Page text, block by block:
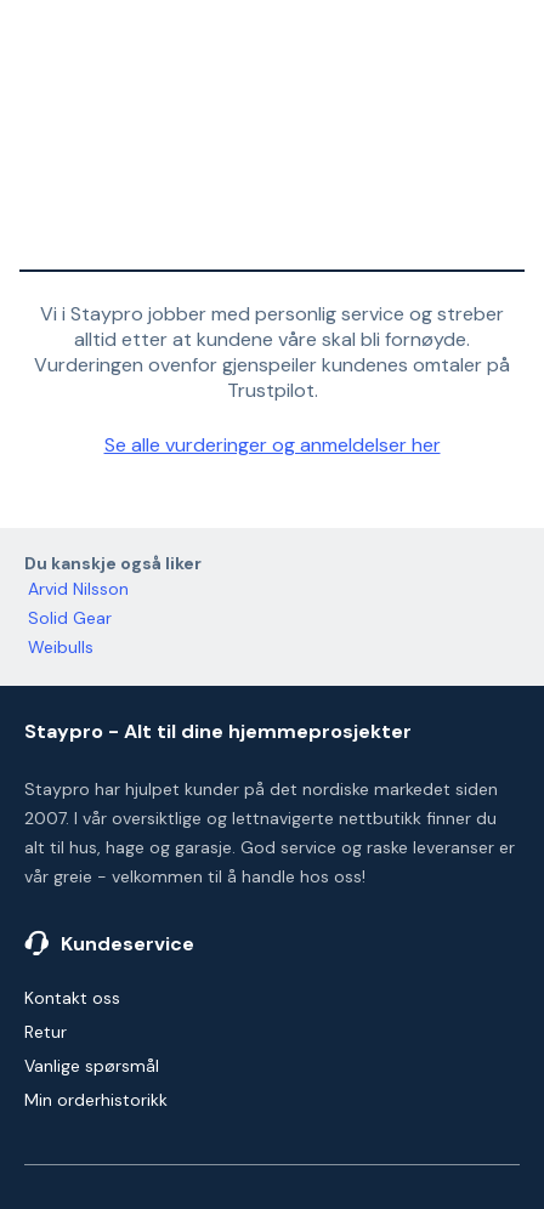
Vi i Staypro jobber med personlig service og streber
alltid etter at kundene våre skal bli fornøyde.
Vurderingen ovenfor gjenspeiler kundenes omtaler på
Trustpilot.
Se alle vurderinger og anmeldelser her
Du kanskje også liker
Arvid Nilsson
Solid Gear
Weibulls
Staypro - Alt til dine hjemmeprosjekter
Staypro har hjulpet kunder på det nordiske markedet siden
2007. I vår oversiktlige og lettnavigerte nettbutikk finner du
alt til hus, hage og garasje. God service og raske leveranser er
vår greie - velkommen til å handle hos oss!
Kundeservice
Kontakt oss
Retur
Vanlige spørsmål
Min orderhistorikk